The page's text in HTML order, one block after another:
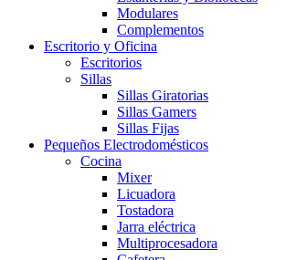
Modulares
Complementos
Escritorio y Oficina
Escritorios
Sillas
Sillas Giratorias
Sillas Gamers
Sillas Fijas
Pequeños Electrodomésticos
Cocina
Mixer
Licuadora
Tostadora
Jarra eléctrica
Multiprocesadora